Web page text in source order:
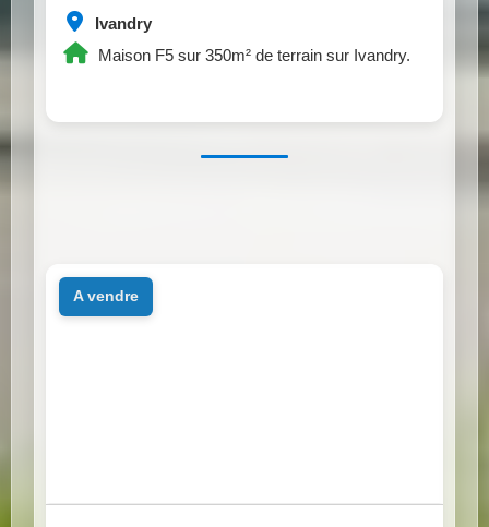
Ivandry
Maison F5 sur 350m² de terrain sur Ivandry.
a vendre